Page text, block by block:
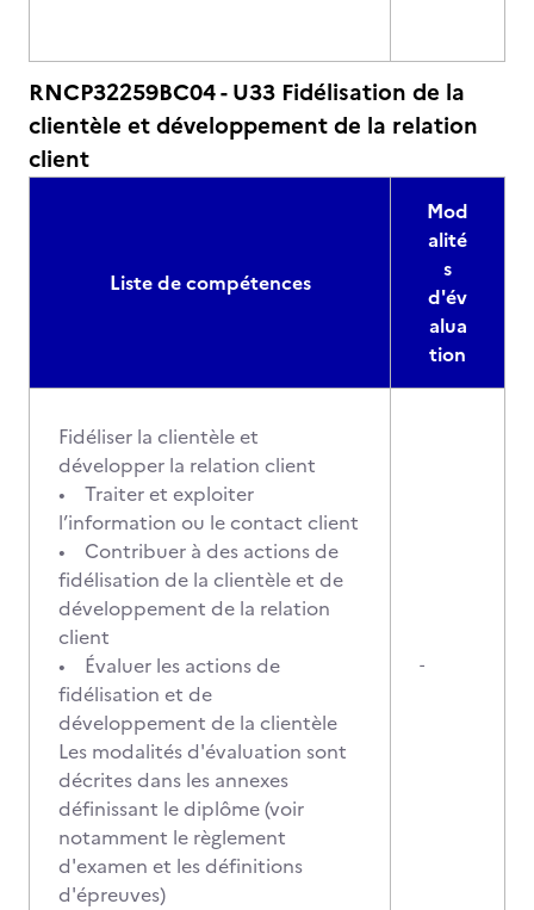
RNCP32259BC04 - U33 Fidélisation de la
clientèle et développement de la relation
client
Liste de compétences
Mod
alité
s
d'év
alua
tion
Fidéliser la clientèle et
développer la relation client
• Traiter et exploiter
l’information ou le contact client
• Contribuer à des actions de
fidélisation de la clientèle et de
développement de la relation
client
• Évaluer les actions de
fidélisation et de
développement de la clientèle
Les modalités d'évaluation sont
décrites dans les annexes
définissant le diplôme (voir
notamment le règlement
d'examen et les définitions
d'épreuves)
-